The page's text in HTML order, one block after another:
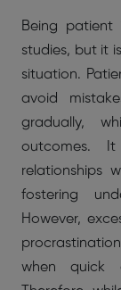
Being patient
studies, but it
situation.
avoid
gradually,
outcomes.
relationships
fostering
However,
when quick